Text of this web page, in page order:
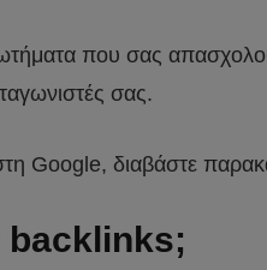
που σας
σας.
Google, διαβάστε
backlinks;